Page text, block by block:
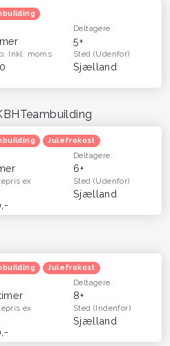
Deltagere
5+
Inkl. moms Sted(Udenfor)
Sjælland
Julefrokost
Deltagere
6+
ex
Sted(Udenfor)
Sjælland
Julefrokost
Deltagere
8+
ex
Sted(Indenfor)
Sjælland